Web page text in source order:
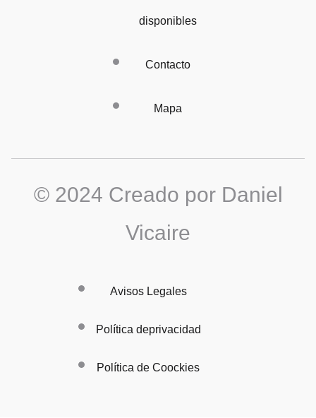
disponibles
Contacto
Mapa
© 2024 Creado por Daniel
Vicaire
Avisos Legales
Política deprivacidad
Política de Coockies